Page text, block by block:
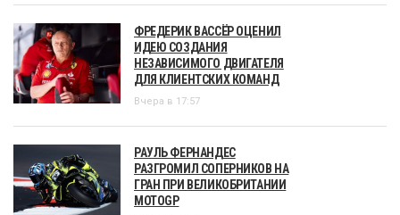
ФРЕДЕРИК ВАССЁР ОЦЕНИЛ
ИДЕЮ СОЗДАНИЯ
НЕЗАВИСИМОГО ДВИГАТЕЛЯ
ДЛЯ КЛИЕНТСКИХ КОМАНД
Вчера в 17:57
РАУЛЬ ФЕРНАНДЕС
РАЗГРОМИЛ СОПЕРНИКОВ НА
ГРАН ПРИ ВЕЛИКОБРИТАНИИ
MOTOGP